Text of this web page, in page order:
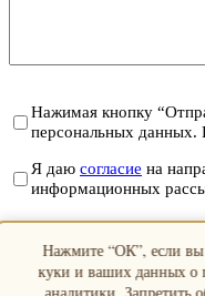
Нажимая кнопку
персональных данных.
Я даю согласие на
информационных
Отправить
Нажмите “ОК”, если вы
куки и ваших данных о